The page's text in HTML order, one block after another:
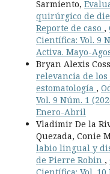
Sarmiento,
quirúrgico de
Reporte de caso ,
Científica: Vol. 9
Activa. Mayo-
Bryan Alexis
relevancia de
estomatología ,
Vol. 9 Núm. 1
Enero-Abril
Vladimir De la
Quezada, Conie
labio lingual y
de Pierre Robin ,
Científica: Vol. 10